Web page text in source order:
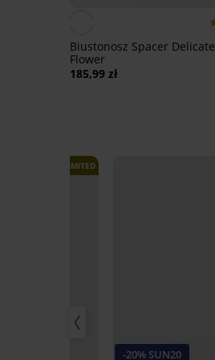
Biustonosz Spacer Delicate
Flower
185,99 zł
LIMITED
-20% SUN20